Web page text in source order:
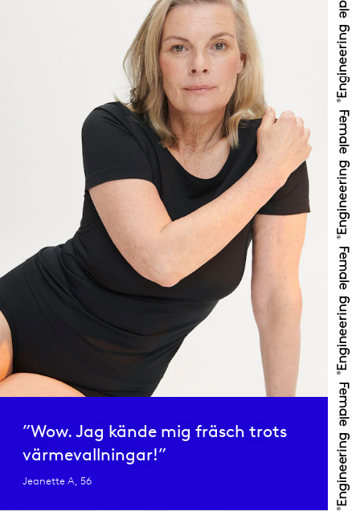
”Wow. Jag kände mig fräsch trots
värmevallningar!”
Jeanette A, 56